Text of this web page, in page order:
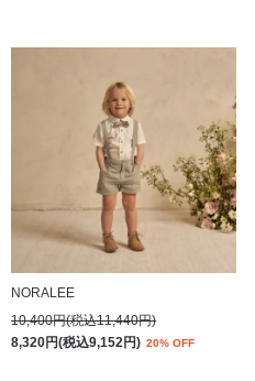
NORALEE
10,400円(税込11,440円)
8,320円(税込9,152円) 20% OFF